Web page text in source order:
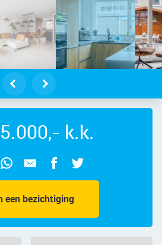
68, 1507 VC – Foto
een bezichtiging
k.k.